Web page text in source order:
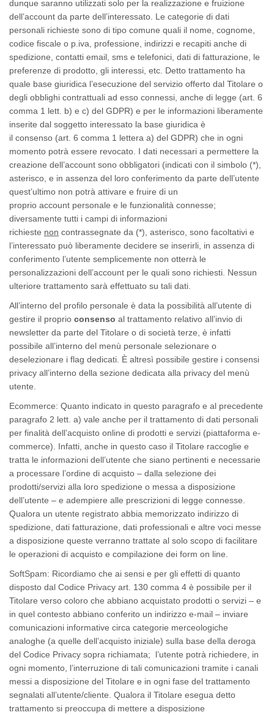
dunque saranno utilizzati solo per la realizzazione e fruizione
dell’account da parte dell’interessato. Le categorie di dati
personali richieste sono di tipo comune quali il nome, cognome,
codice fiscale o p.iva, professione, indirizzi e recapiti anche di
spedizione, contatti email, sms e telefonici, dati di fatturazione, le
preferenze di prodotto, gli interessi, etc . Detto trattamento ha
quale base giuridica l’esecuzione del servizio offerto dal Titolare o
degli obblighi contrattuali ad esso connessi, anche di legge (art. 6
comma 1 lett. b) e c) del GDPR) e per le informazioni liberamente
inserite dal soggetto interessato la base giuridica è
il consenso (art. 6 comma 1 lettera a) del GDPR) che in ogni
momento potrà essere revocato. I dati necessari a permettere la
creazione dell’account sono obbligatori (indicati con il simbolo (*),
asterisco, e in assenza del loro conferimento da parte dell’utente
quest’ultimo non potrà attivare e fruire di un
proprio account personale e le funzionalità connesse;
diversamente tutti i campi di informazioni
richieste non contrassegnate da (*), asterisco, sono facoltativi e
l’interessato può liberamente decidere se inserirli, in assenza di
conferimento l’utente semplicemente non otterrà le
personalizzazioni dell’account per le quali sono richiesti. Nessun
ulteriore trattamento sarà effettuato su tali dati.
All’interno del profilo personale è data la possibilità all’utente di
gestire il proprio consenso al trattamento relativo all’invio di
newsletter da parte del Titolare o di società terze, è infatti
possibile all’interno del menù personale selezionare o
deselezionare i flag dedicati. È altresì possibile gestire i consensi
privacy all’interno della sezione dedicata alla privacy del menù
utente.
Ecommerce: Quanto indicato in questo paragrafo e al precedente
paragrafo 2 lett. a) vale anche per il trattamento di dati personali
per finalità dell’acquisto online di prodotti e servizi (piattaforma e-
commerce). Infatti, anche in questo caso il Titolare raccoglie e
tratta le informazioni dell’utente che siano pertinenti e necessarie
a processare l’ordine di acquisto – dalla selezione dei
prodotti/servizi alla loro spedizione o messa a disposizione
dell’utente – e adempiere alle prescrizioni di legge connesse.
Qualora un utente registrato abbia memorizzato indirizzo di
spedizione, dati fatturazione, dati professionali e altre voci messe
a disposizione queste verranno trattate al solo scopo di facilitare
le operazioni di acquisto e compilazione dei form on line.
SoftSpam: Ricordiamo che ai sensi e per gli effetti di quanto
disposto dal Codice Privacy art. 130 comma 4 è possibile per il
Titolare verso coloro che abbiano acquistato prodotti o servizi – e
in quel contesto abbiano conferito un indirizzo e-mail – inviare
comunicazioni informative circa categorie merceologiche
analoghe (a quelle dell’acquisto iniziale) sulla base della deroga
del Codice Privacy sopra richiamata; l’utente potrà richiedere, in
ogni momento, l’interruzione di tali comunicazioni tramite i canali
messi a disposizione del Titolare e in ogni fase del trattamento
segnalati all’utente/cliente. Qualora il Titolare esegua detto
trattamento si preoccupa di mettere a disposizione